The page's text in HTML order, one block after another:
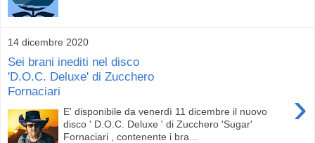
14 dicembre 2020
Sei brani inediti nel disco
'D.O.C. Deluxe' di Zucchero
Fornaciari
›
E' disponibile da venerdì 11 dicembre il nuovo
disco ' D.O.C. Deluxe ' di Zucchero 'Sugar'
Fornaciari , contenente i bra...